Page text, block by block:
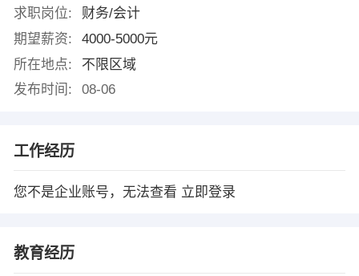
求职岗位:
财务/会计
期望薪资:
4000-5000元
所在地点:
不限区域
发布时间:
08-06
工作经历
您不是企业账号，无法查看 立即登录
教育经历